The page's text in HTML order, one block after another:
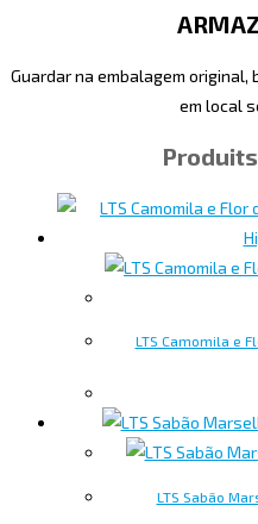
Guardar na embalagem original,
em local
LTS Camomila e
LTS Sabão